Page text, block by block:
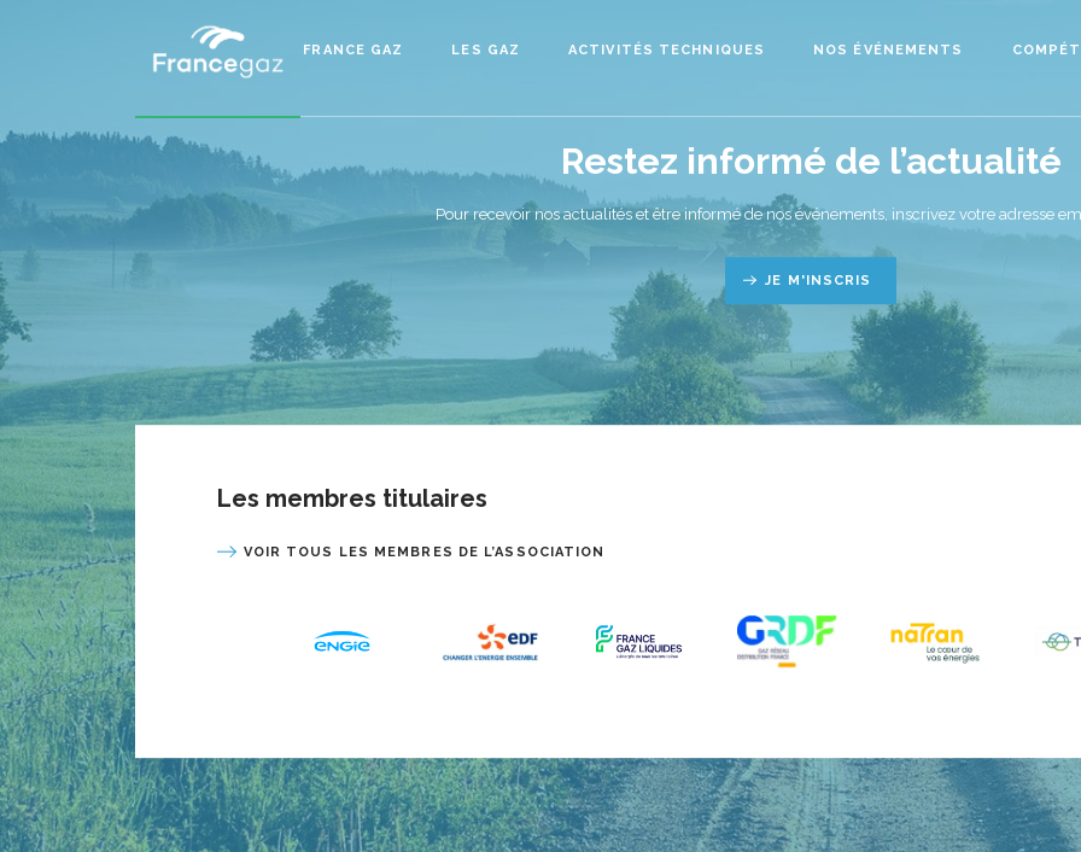
FRANCE GAZ LES GAZ ACTIVITÉS TECHNIQUES NOS ÉVÉNEMENTS
Restez informé de l’actualité
Pour recevoir nos actualités et être informé de nos événements, inscrivez votre adresse
JE M'INSCRIS
Les membres titulaires
VOIR TOUS LES MEMBRES DE L’ASSOCIATION